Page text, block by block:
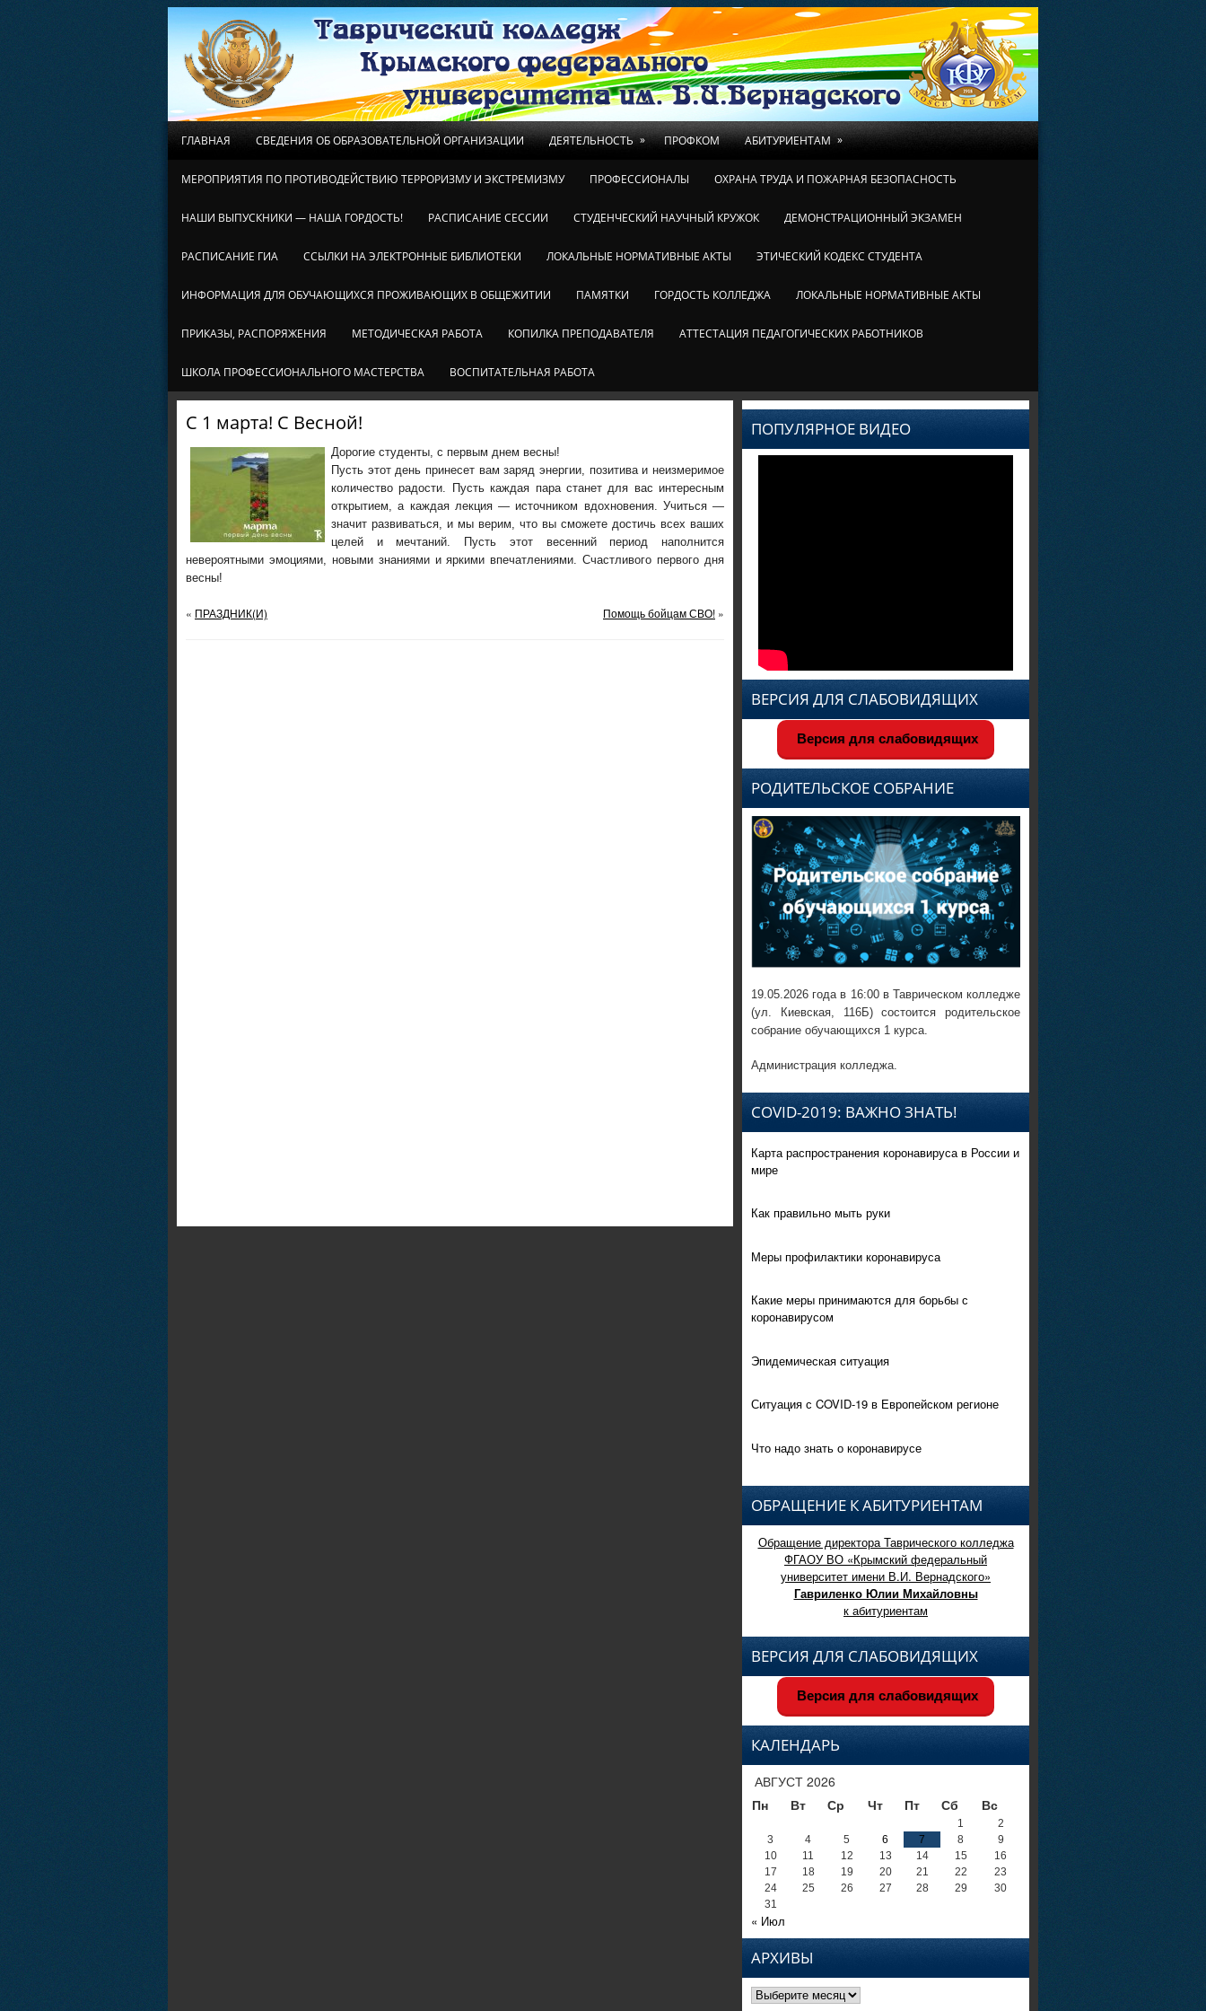
ГЛАВНАЯ СВЕДЕНИЯ ОБ ОБРАЗОВАТЕЛЬНОЙ ОРГАНИЗАЦИИ ДЕЯТЕЛЬНОСТЬ » ПРОФКОМ АБИТУРИЕНТАМ »
МЕРОПРИЯТИЯ ПО ПРОТИВОДЕЙСТВИЮ ТЕРРОРИЗМУ И ЭКСТРЕМИЗМУ ПРОФЕССИОНАЛЫ ОХРАНА ТРУДА И ПОЖАРНАЯ БЕЗОПАСНОСТЬ
НАШИ ВЫПУСКНИКИ — НАША ГОРДОСТЬ! РАСПИСАНИЕ СЕССИИ СТУДЕНЧЕСКИЙ НАУЧНЫЙ КРУЖОК ДЕМОНСТРАЦИОННЫЙ ЭКЗАМЕН
РАСПИСАНИЕ ГИА ССЫЛКИ НА ЭЛЕКТРОННЫЕ БИБЛИОТЕКИ ЛОКАЛЬНЫЕ НОРМАТИВНЫЕ АКТЫ ЭТИЧЕСКИЙ КОДЕКС СТУДЕНТА
ИНФОРМАЦИЯ ДЛЯ ОБУЧАЮЩИХСЯ ПРОЖИВАЮЩИХ В ОБЩЕЖИТИИ ПАМЯТКИ ГОРДОСТЬ КОЛЛЕДЖА ЛОКАЛЬНЫЕ НОРМАТИВНЫЕ АКТЫ
ПРИКАЗЫ, РАСПОРЯЖЕНИЯ МЕТОДИЧЕСКАЯ РАБОТА КОПИЛКА ПРЕПОДАВАТЕЛЯ АТТЕСТАЦИЯ ПЕДАГОГИЧЕСКИХ РАБОТНИКОВ
ШКОЛА ПРОФЕССИОНАЛЬНОГО МАСТЕРСТВА ВОСПИТАТЕЛЬНАЯ РАБОТА
С 1 марта! С Весной!
Дорогие студенты, с первым днем весны!
Пусть этот день принесет вам заряд энергии, позитива и неизмеримое
количество радости. Пусть каждая пара станет для вас интересным
открытием, а каждая лекция — источником вдохновения. Учиться —
значит развиваться, и мы верим, что вы сможете достичь всех ваших
целей и мечтаний.
Пусть этот весенний период наполнится
невероятными эмоциями, новыми знаниями и яркими впечатлениями. Счастливого первого дня
весны!
« ПРАЗДНИК(И) Помощь бойцам СВО! »
ПОПУЛЯРНОЕ ВИДЕО
ВЕРСИЯ ДЛЯ СЛАБОВИДЯЩИХ
Версия для слабовидящих
РОДИТЕЛЬСКОЕ СОБРАНИЕ
19.05.2026 года в 16:00 в Таврическом колледже
(ул. Киевская, 116Б) состоится родительское
собрание обучающихся 1 курса.
Администрация колледжа.
COVID-2019: ВАЖНО ЗНАТЬ!
Карта распространения коронавируса в России и
мире
Как правильно мыть руки
Меры профилактики коронавируса
Какие меры принимаются для борьбы с
коронавирусом
Эпидемическая ситуация
Ситуация с COVID-19 в Европейском регионе
Что надо знать о коронавирусе
ОБРАЩЕНИЕ К АБИТУРИЕНТАМ
Обращение директора Таврического колледжа
ФГАОУ ВО «Крымский федеральный
университет имени В.И. Вернадского»
Гавриленко Юлии Михайловны
к абитуриентам
ВЕРСИЯ ДЛЯ СЛАБОВИДЯЩИХ
Версия для слабовидящих
КАЛЕНДАРЬ
АВГУСТ 2026
Пн
Вт Ср Чт Пт Сб Вс
1
2
3
4 5 6 7 8
9
10
11 12 13 14 15
16
17
18 19 20 21 22
23
24
25 26 27 28 29
30
31
« Июл
АРХИВЫ
Архивы